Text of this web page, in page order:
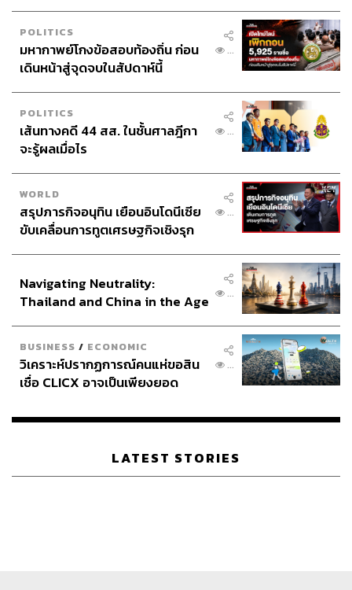
POLITICS
มหากาพย์โกงข้อสอบท้องถิ่น ก่อน
เดินหน้าสู่จุดจบในสัปดาห์นี้
...
POLITICS
เส้นทางคดี 44 สส. ในชั้นศาลฎีกา
จะรู้ผลเมื่อไร
...
WORLD
สรุปภารกิจอนุทิน เยือนอินโดนีเซีย
ขับเคลื่อนการทูตเศรษฐกิจเชิงรุก
...
Navigating Neutrality:
Thailand and China in the Age
...
BUSINESS / ECONOMIC
วิเคราะห์ปรากฏการณ์คนแห่ขอสิน
เชื่อ CLICX อาจเป็นเพียงยอด
เรือนไทยที่ถูกซุกไว้
...
LATEST STORIES